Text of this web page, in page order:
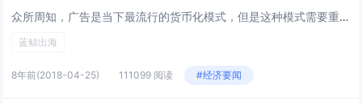
众所周知，广告是当下最流行的货币化模式，但是这种模式需要重新审视一番。未来几年，应用内广告将成为移动增长的主要驱动力，且结合区块链技术后，力争开拓一个全新的广告平台市场。移动应用市场规模大，广告收入成主要增长点Statista数据称：202...
蓝鲸出海
8年前(2018-04-25) 111099 阅读 #经济要闻